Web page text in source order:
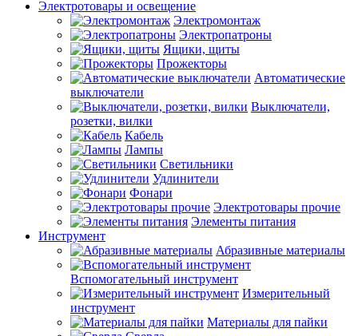
Электротовары и освещение
Электромонтаж
Электропатроны
Ящики, щиты
Прожекторы
Автоматические
выключатели
Выключатели,
розетки, вилки
Кабель
Лампы
Светильники
Удлинители
Фонари
Электротовары прочие
Элементы питания
Инструмент
Абразивные материалы
Вспомогательный инструмент
Измерительный
инструмент
Материалы для пайки